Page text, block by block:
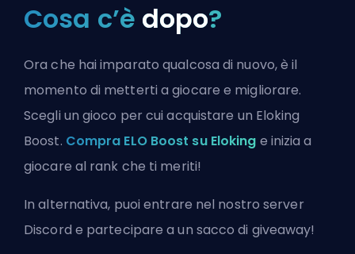
Cosa c’è dopo?
Ora che hai imparato qualcosa di nuovo, è il
momento di metterti a giocare e migliorare.
Scegli un gioco per cui acquistare un Eloking
Boost. Compra ELO Boost su Eloking e inizia a
giocare al rank che ti meriti!
In alternativa, puoientrare nel nostro server
Discord e partecipare a un sacco di giveaway!